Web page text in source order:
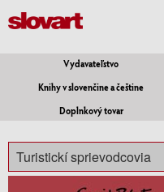
Vydavateľstvo
Knihy v slovenčine a češtine
Doplnkový tovar